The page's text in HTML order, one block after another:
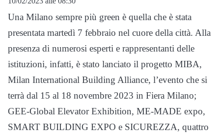
Una Milano sempre più green è quella che è stata
presentata martedì 7 febbraio nel cuore della città. Alla
presenza di numerosi esperti e rappresentanti delle
istituzioni, infatti, è stato lanciato il progetto MIBA,
Milan International Building Alliance, l’evento che si
terrà dal 15 al 18 novembre 2023 in Fiera Milano;
GEE-Global Elevator Exhibition, ME-MADE expo,
SMART BUILDING EXPO e SICUREZZA, quattro